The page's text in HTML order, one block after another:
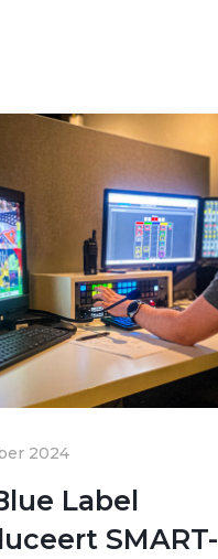
2024
Label
SMART-